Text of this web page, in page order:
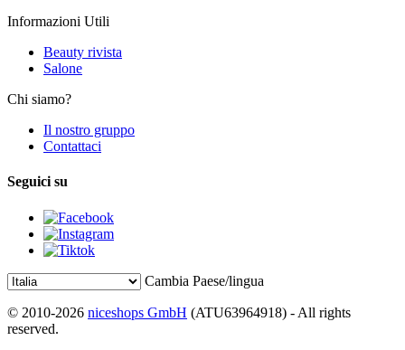
Informazioni Utili
Beauty rivista
Salone
Chi siamo?
Il nostro gruppo
Contattaci
Seguici su
Cambia Paese/lingua
© 2010-2026 niceshops GmbH (ATU63964918) - All rights
reserved.